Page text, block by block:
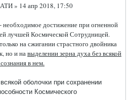
» 14 апр 2018, 17:50
необходимое достижение при огненной
лучшей Космической Сотрудницей.
на сжигании страстного двойника
но и навыделении зерна духа без всякой
в нем.
оболочки при сохранении
Космического